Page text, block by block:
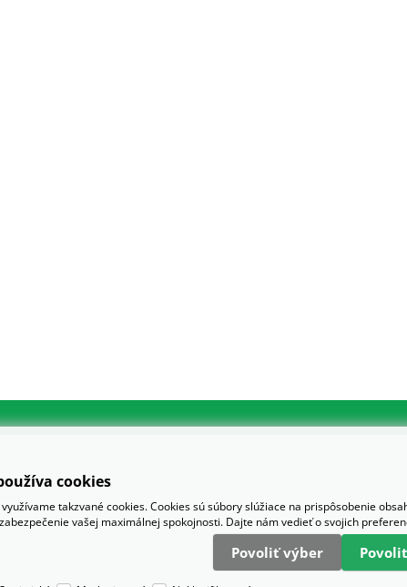
cookies
takzvané cookies. Cookies sú súbory slúžiace na prispôsobenie
vašej maximálnej spokojnosti. Dajte nám vedieť o svojich
Povoliť výber